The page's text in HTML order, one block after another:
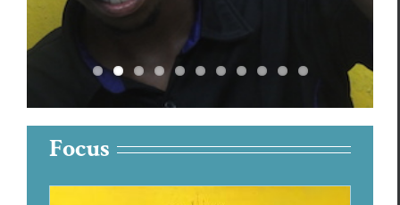
Focus